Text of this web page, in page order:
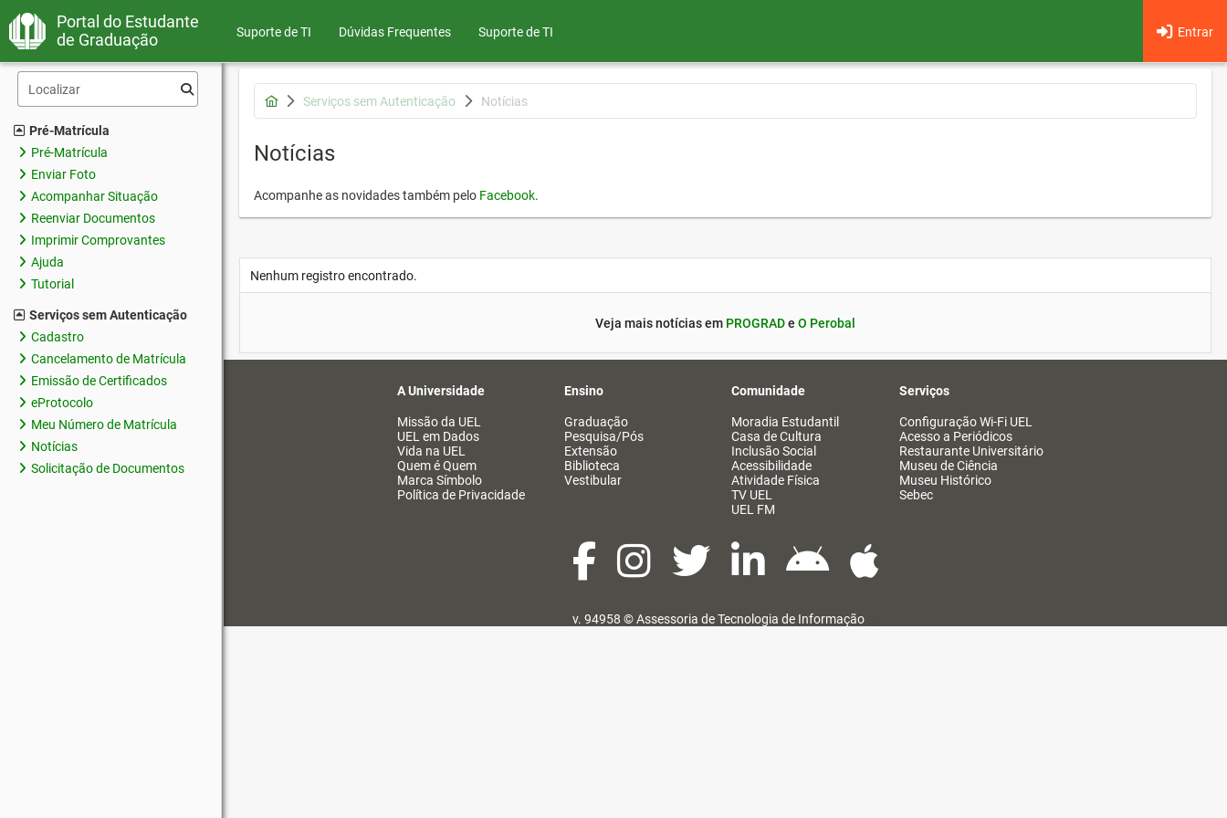
Portal do Estudante
de Graduação
Suporte de TI Dúvidas Frequentes Entrar
Suporte de TI
Pré-Matrícula
Pré-Matrícula
Enviar Foto
Acompanhar Situação
Reenviar Documentos
Imprimir Comprovantes
Ajuda
Tutorial
Serviços sem Autenticação
Cadastro
Cancelamento de Matrícula
Emissão de Certificados
eProtocolo
Meu Número de Matrícula
Notícias
Solicitação de Documentos
Serviços sem Autenticação Notícias
Notícias
Acompanhe as novidades também pelo Facebook.
Nenhum registro encontrado.
Veja mais notícias em PROGRADe O Perobal
A Universidade
Missão da UEL
UEL em Dados
Vida na UEL
Quem é Quem
Marca Símbolo
Política de Privacidade
Ensino
Graduação
Pesquisa/Pós
Extensão
Biblioteca
Vestibular
Comunidade
Moradia Estudantil
Casa de Cultura
Inclusão Social
Acessibilidade
Atividade Física
TV UEL
UEL FM
Serviços
Configuração Wi-Fi UEL
Acesso a Periódicos
Restaurante Universitário
Museu de Ciência
Museu Histórico
Sebec
v. 94958 ©Assessoria de Tecnologia de Informação